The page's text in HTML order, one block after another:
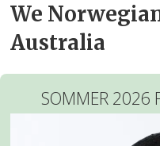
We
Australia
SOMMER 2026